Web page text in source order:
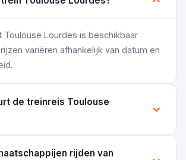
Toulouse Lourdes is beschikbaar
variëren afhankelijk van datum en
de treinreis Toulouse
rijden van